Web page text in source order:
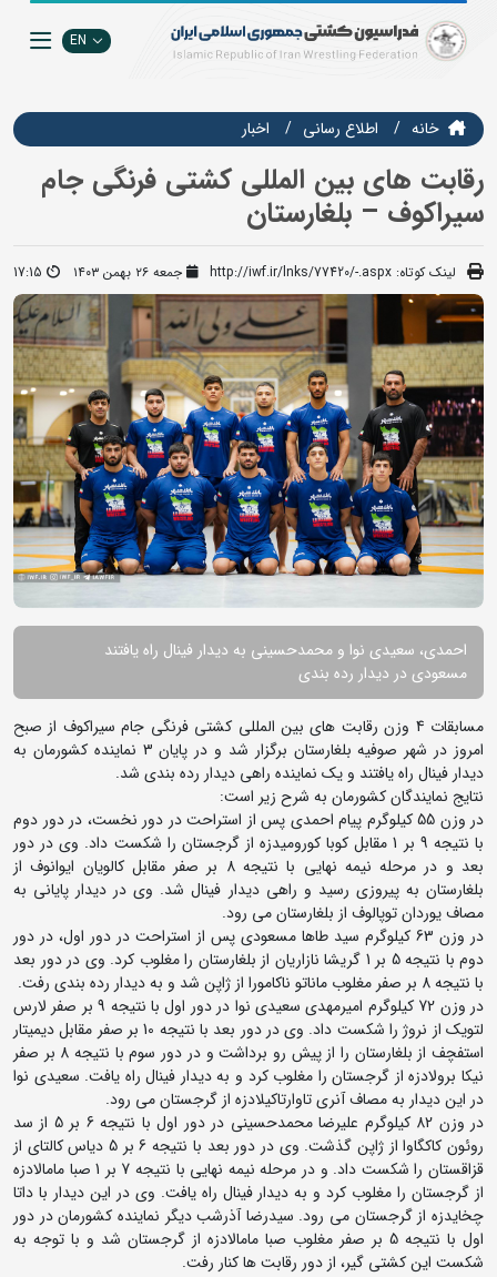
EN
خانه اطلاع رسانی اخبار
رقابت های بین المللی کشتی فرنگی جام
سیراکوف – بلغارستان
لینک کوتاه: http://iwf.ir/lnks/77420/-.aspx جمعه ۲۶ بهمن ۱۴۰۳ 17:15
احمدی، سعیدی نوا و محمدحسینی به دیدار فینال راه یافتند
مسعودی در دیدار رده بندی
مسابقات 4 وزن رقابت های بین المللی کشتی فرنگی جام سیراکوف از صبح
امروز در شهر صوفیه بلغارستان برگزار شد و در پایان 3 نماینده کشورمان به
دیدار فینال راه یافتند و یک نماینده راهی دیدار رده بندی شد.
نتایج نمایندگان کشورمان به شرح زیر است:
در وزن 55 کیلوگرم پیام احمدی پس از استراحت در دور نخست، در دور دوم
با نتیجه 9 بر 1 مقابل کوبا کورومیدزه از گرجستان را شکست داد. وی در دور
بعد و در مرحله نیمه نهایی با نتیجه 8 بر صفر مقابل کالویان ایوانوف از
بلغارستان به پیروزی رسید و راهی دیدار فینال شد. وی در دیدار پایانی به
مصاف یوردان توپالوف از بلغارستان می رود.
در وزن 63 کیلوگرم سید طاها مسعودی پس از استراحت در دور اول، در دور
دوم با نتیجه 5 بر 1 گریشا نازاریان از بلغارستان را مغلوب کرد. وی در دور بعد
با نتیجه 8 بر صفر مغلوب ماناتو ناکامورا از ژاپن شد و به دیدار رده بندی رفت.
در وزن 72 کیلوگرم امیرمهدی سعیدی نوا در دور اول با نتیجه 9 بر صفر لارس
لتویک از نروژ را شکست داد. وی در دور بعد با نتیجه 10 بر صفر مقابل دیمیتار
استفچف از بلغارستان را از پیش رو برداشت و در دور سوم با نتیجه 8 بر صفر
نیکا برولادزه از گرجستان را مغلوب کرد و به دیدار فینال راه یافت. سعیدی نوا
در این دیدار به مصاف آنری تاوارتاکیلادزه از گرجستان می رود.
در وزن 82 کیلوگرم علیرضا محمدحسینی در دور اول با نتیجه 6 بر 5 از سد
روئون کاکگاوا از ژاپن گذشت. وی در دور بعد با نتیجه 6 بر 5 دیاس کالتای از
قزاقستان را شکست داد. و در مرحله نیمه نهایی با نتیجه 7 بر 1 صبا مامالادزه
از گرجستان را مغلوب کرد و به دیدار فینال راه یافت. وی در این دیدار با داتا
چخایدزه از گرجستان می رود. سیدرضا آذرشب دیگر نماینده کشورمان در دور
اول با نتیجه 5 بر صفر مغلوب صبا مامالادزه از گرجستان شد و با توجه به
شکست این کشتی گیر، از دور رقابت ها کنار رفت.